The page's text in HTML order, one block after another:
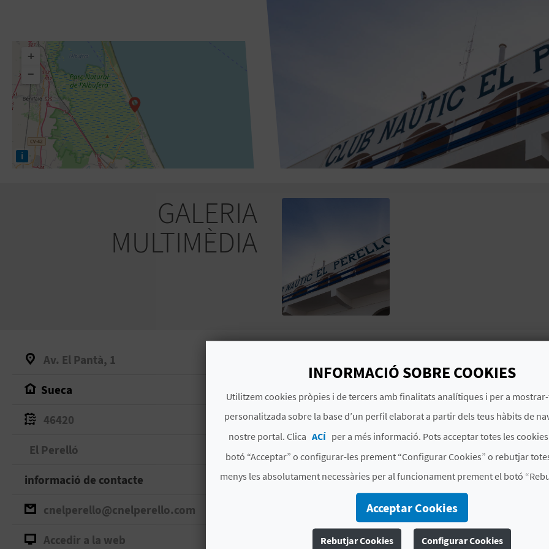
+
−
i
GALERIA
MULTIMÈDIA
Av. El Pantà, 1
Sueca
46420
El Perelló
informació de contacte
cnelperello@cnelperello.com
Accedir a la web
El barri marítim de Sueca alberga este coqueto port
del canal que unix el mar amb l'Albufera. Al voltant
públic. Està especialment indicat per a
àmplia seu social i piscina. L'escola de vela, per a la
accés a l'aigua, completa l'oferta.
# ESPECIALITATS
Escoles de vela Clubs nàutics i ports esportius
INFORMACIÓ SOBRE COOKIES
Utilitzem cookies pròpies i de tercers amb finalitats analítiques i per a
personalitzada sobre la base d’un perfil elaborat a partir dels teus hàbits de
nostre portal. Clica ACÍ per a més informació. Pots acceptar totes les
botó “Acceptar” o configurar-les prement “Configurar Cookies” o rebutjar
menys les absolutament necessàries per al funcionament prement el botó
Acceptar Cookies
Rebutjar Cookies Configurar Cookies